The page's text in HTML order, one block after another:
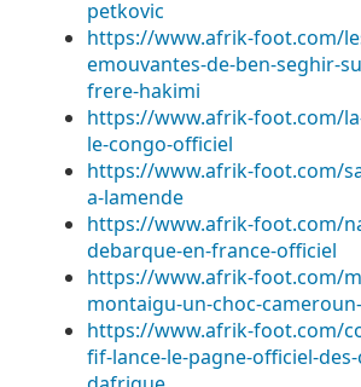
petkovic
https://www.afrik-foot.com/
emouvantes-de-ben-seghir-
frere-hakimi
https://www.afrik-foot.com/
le-congo-officiel
https://www.afrik-foot.com/
a-lamende
https://www.afrik-foot.com/
debarque-en-france-officiel
https://www.afrik-foot.com/
montaigu-un-choc-
https://www.afrik-foot.com/
fif-lance-le-pagne-officiel-